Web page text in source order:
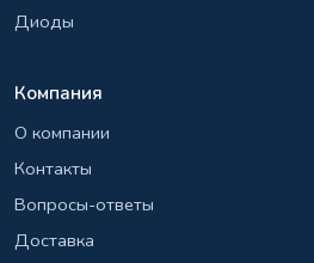
Диоды
Компания
О компании
Контакты
Вопросы-ответы
Доставка